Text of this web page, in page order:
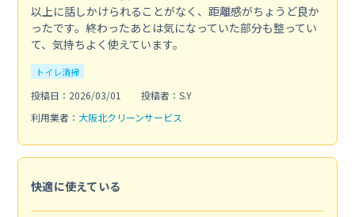
以上に話しかけられることがなく、距離感がちょうど良か
ったです。終わったあとは気になっていた部分も整ってい
て、気持ちよく使えています。
トイレ清掃
投稿日：2026/03/01
投稿者：S.Y
利用業者： 大阪北クリーンサービス
快適に使えている